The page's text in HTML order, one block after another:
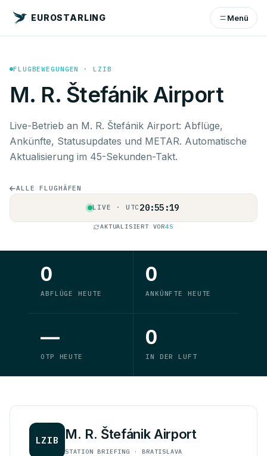
EUROSTARLING Menü
FLUGBEWEGUNGEN · LZIB
M. R. Štefánik Airport
Live-Betrieb an M. R. Štefánik Airport: Abflüge,
Ankünfte, Statusupdates und METAR. Automatische
Aktualisierung im 45-Sekunden-Takt.
ALLE FLUGHÄFEN
LIVE · UTC 20:55:19
AKTUALISIERT VOR4S
0
ABFLÜGE HEUTE
0
ANKÜNFTE HEUTE
—
OTP HEUTE
0
IN DER LUFT
LZIB M. R. Štefánik Airport
STATION BRIEFING · BRATISLAVA